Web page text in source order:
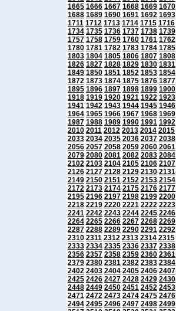
1665 1666 1667 1668 1669 1670
1688 1689 1690 1691 1692 1693
1711 1712 1713 1714 1715 1716
1734 1735 1736 1737 1738 1739
1757 1758 1759 1760 1761 1762
1780 1781 1782 1783 1784 1785
1803 1804 1805 1806 1807 1808
1826 1827 1828 1829 1830 1831
1849 1850 1851 1852 1853 1854
1872 1873 1874 1875 1876 1877
1895 1896 1897 1898 1899 1900
1918 1919 1920 1921 1922 1923
1941 1942 1943 1944 1945 1946
1964 1965 1966 1967 1968 1969
1987 1988 1989 1990 1991 1992
2010 2011 2012 2013 2014 2015
2033 2034 2035 2036 2037 2038
2056 2057 2058 2059 2060 2061
2079 2080 2081 2082 2083 2084
2102 2103 2104 2105 2106 2107
2126 2127 2128 2129 2130 2131
2149 2150 2151 2152 2153 2154
2172 2173 2174 2175 2176 2177
2195 2196 2197 2198 2199 2200
2218 2219 2220 2221 2222 2223
2241 2242 2243 2244 2245 2246
2264 2265 2266 2267 2268 2269
2287 2288 2289 2290 2291 2292
2310 2311 2312 2313 2314 2315
2333 2334 2335 2336 2337 2338
2356 2357 2358 2359 2360 2361
2379 2380 2381 2382 2383 2384
2402 2403 2404 2405 2406 2407
2425 2426 2427 2428 2429 2430
2448 2449 2450 2451 2452 2453
2471 2472 2473 2474 2475 2476
2494 2495 2496 2497 2498 2499